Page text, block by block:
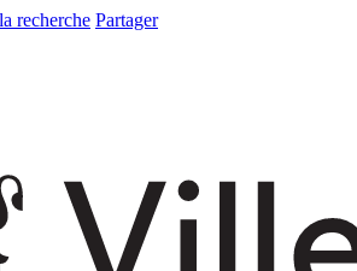
recherche Partager